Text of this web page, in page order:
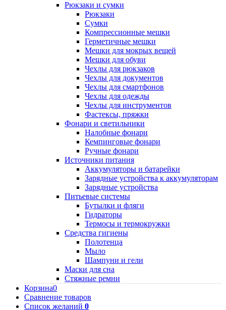
Рюкзаки и сумки
Рюкзаки
Сумки
Компрессионные мешки
Герметичные мешки
Мешки для мокрых вещей
Мешки для обуви
Чехлы для рюкзаков
Чехлы для документов
Чехлы для смартфонов
Чехлы для одежды
Чехлы для инструментов
Фастексы, пряжки
Фонари и светильники
Налобные фонари
Кемпинговые фонари
Ручные фонари
Источники питания
Аккумуляторы и батарейки
Зарядные устройства к аккумуляторам
Зарядные устройства
Питьевые системы
Бутылки и фляги
Гидраторы
Термосы и термокружки
Средства гигиены
Полотенца
Мыло
Шампуни и гели
Маски для сна
Стяжные ремни
Корзина0
Сравнение товаров
Список желаний 0